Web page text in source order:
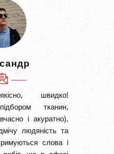
швидко!
тканин,
і акуратно),
людяність та
слова і